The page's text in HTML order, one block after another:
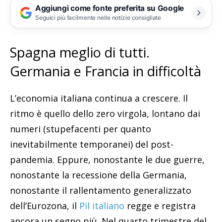
Aggiungi come fonte preferita su Google
Seguici più facilmente nelle notizie consigliate
Spagna meglio di tutti.
Germania e Francia in difficoltà
L’economia italiana continua a crescere. Il
ritmo è quello dello zero virgola, lontano dai
numeri (stupefacenti per quanto
inevitabilmente temporanei) del post-
pandemia. Eppure, nonostante le due guerre,
nonostante la recessione della Germania,
nonostante il rallentamento generalizzato
dell’Eurozona, il Pil italiano regge e registra